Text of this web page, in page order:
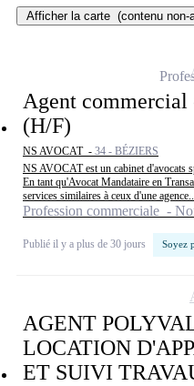
Afficher la carte (contenu non-
Agent
(H/F)
NS AVOCAT - 34 - BÉZIERS
NS AVOCAT est un cabinet d'avocats
En tant qu'Avocat Mandataire en
services similaires à ceux d'une agence...
Profession commerciale -
Publié il y a plus de 30 jours Soyez
AGENT
LOCATION
ET SUIVI